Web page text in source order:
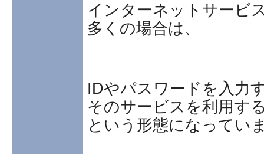
インターネットサービ
多くの場合は、
IDやパスワードを入力
そのサービスを利用す
という形態になってい